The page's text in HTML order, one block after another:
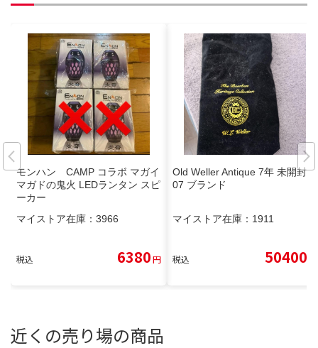
モンハン CAMP コラボ マガイ
マガドの鬼火 LEDランタン スピ
ーカー
マイストア在庫： 3966
税込 6380円
Old Weller Antique 7年 未開封1
07 ブランド
マイストア在庫： 1911
税込 50400
近くの売り場の商品